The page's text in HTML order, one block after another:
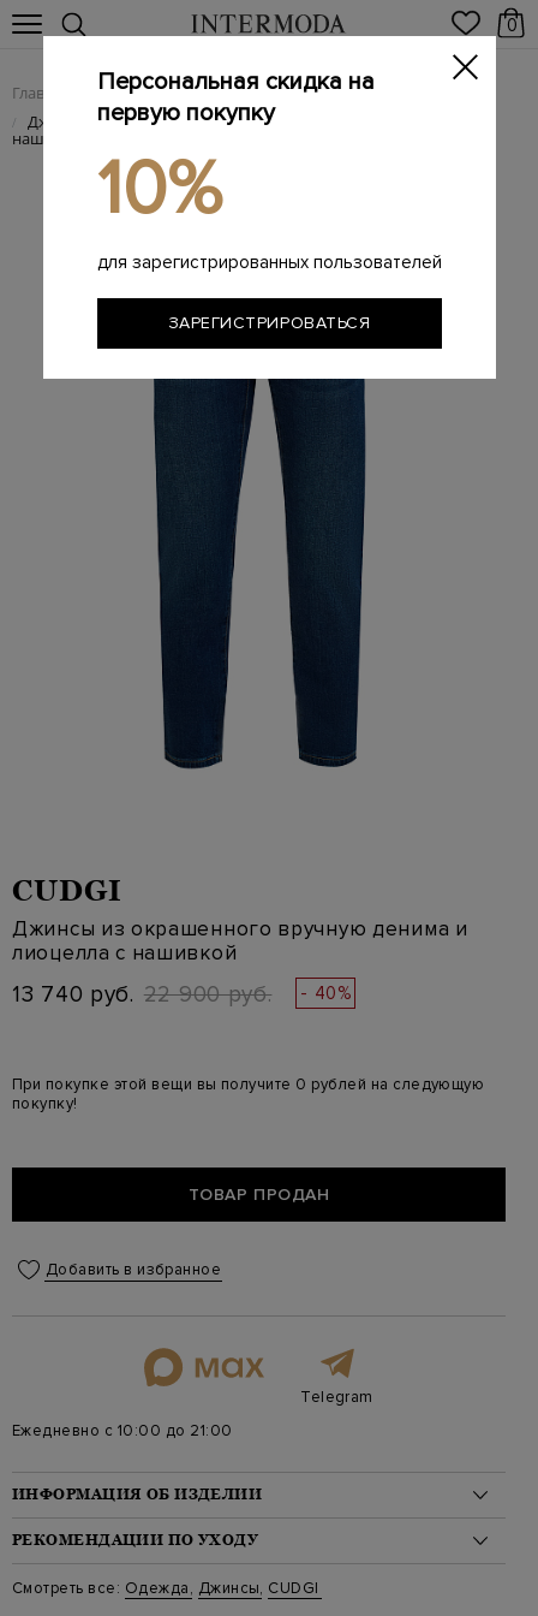
0
Главная Мужчинам / Одежда / Мужские джинсы
/ Джинсы из окрашенного вручную денима и лиоцелла с
нашивкой
CUDGI
Джинсы из окрашенного вручную денима и
лиоцелла с нашивкой
13 740 руб. 22 900 руб. - 40%
При покупке этой вещи вы получите 0 рублей на следующую
покупку!
ТОВАР ПРОДАН
Добавить в избранное
Telegram
Ежедневно с 10:00 до 21:00
ИНФОРМАЦИЯ ОБ ИЗДЕЛИИ
Материал: хлопок 68%, лиоцелл 30%, эластан 2%
На модели: 188/90/75/95 на модели размер 32
Стиль: Зауженные
Цвет: Синий
РЕКОМЕНДАЦИИ ПО УХОДУ
Стирка: Обычная стирка при температуре воды до 30 градусов
Отбеливание: Отбеливание запрещено
Смотреть все: Одежда, Джинсы, CUDGI
Персональная скидка на
первую покупку
10%
для зарегистрированных пользователей
ЗАРЕГИСТРИРОВАТЬСЯ